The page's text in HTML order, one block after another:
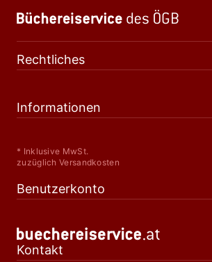
Rechtliches
Informationen
* Inklusive MwSt.
zuzüglich Versandkosten
Benutzerkonto
Kontakt